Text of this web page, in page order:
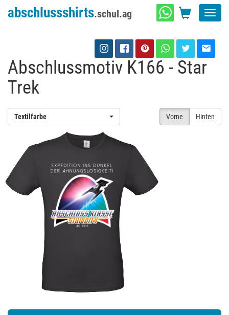
abschlussshirts.schul.ag
Abschlussmotiv K166 - Star
Trek
Vorne Hinten
Textilfarbe